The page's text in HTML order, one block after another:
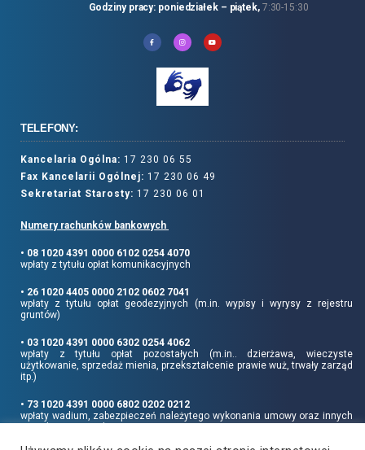
Godziny pracy: poniedziałek – piątek, 7:30-15:30
TELEFONY:
Kancelaria Ogólna: 17 230 06 55
Fax Kancelarii Ogólnej: 17 230 06 49
Sekretariat Starosty: 17 230 06 01
Numery rachunków bankowych
• 08 1020 4391 0000 6102 0254 4070
wpłaty z tytułu opłat komunikacyjnych
• 26 1020 4405 0000 2102 0602 7041
wpłaty z tytułu opłat geodezyjnych (m.in. wypisy i wyrysy z rejestru
gruntów)
• 03 1020 4391 0000 6302 0254 4062
wpłaty z tytułu opłat pozostałych (m.in.. dzierżawa, wieczyste
użytkowanie, sprzedaż mienia, przekształcenie prawie wuż, trwały zarząd
itp.)
• 73 1020 4391 0000 6802 0202 0212
wpłaty wadium, zabezpieczeń należytego wykonania umowy oraz innych